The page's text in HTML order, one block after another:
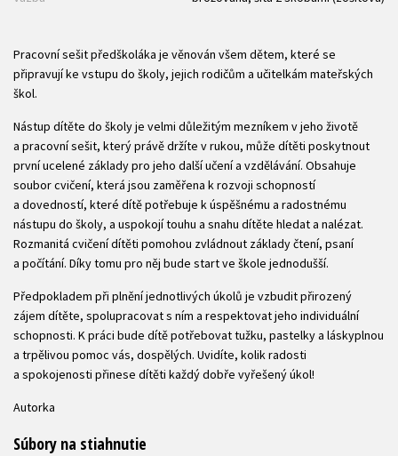
Pracovní sešit předškoláka je věnován všem dětem, které se
připravují ke vstupu do školy, jejich rodičům a učitelkám mateřských
škol.
Nástup dítěte do školy je velmi důležitým mezníkem v jeho životě
a pracovní sešit, který právě držíte v rukou, může dítěti poskytnout
první ucelené základy pro jeho další učení a vzdělávání. Obsahuje
soubor cvičení, která jsou zaměřena k rozvoji schopností
a dovedností, které dítě potřebuje k úspěšnému a radostnému
nástupu do školy, a uspokojí touhu a snahu dítěte hledat a nalézat.
Rozmanitá cvičení dítěti pomohou zvládnout základy čtení, psaní
a počítání. Díky tomu pro něj bude start ve škole jednodušší.
Předpokladem při plnění jednotlivých úkolů je vzbudit přirozený
zájem dítěte, spolupracovat s ním a respektovat jeho individuální
schopnosti. K práci bude dítě potřebovat tužku, pastelky a láskyplnou
a trpělivou pomoc vás, dospělých. Uvidíte, kolik radosti
a spokojenosti přinese dítěti každý dobře vyřešený úkol!
Autorka
Súbory na stiahnutie